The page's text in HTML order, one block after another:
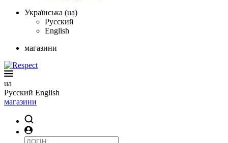
Українська (ua)
Русский
English
магазини
ua
Русский English
магазини